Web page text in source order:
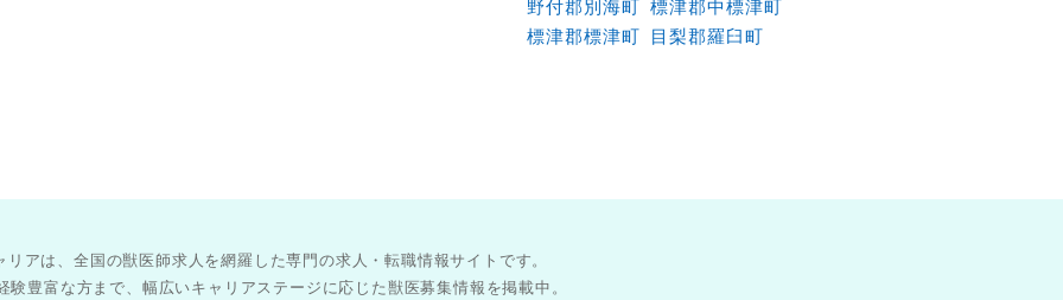
野付郡別海町 標津郡中標津町
標津郡標津町
目梨郡羅臼町
アは、全国の獣医師求人を網羅した専門の求人・転職情報サイトです。
験豊富な方まで、幅広いキャリアステージに応じた獣医募集情報を掲載中。